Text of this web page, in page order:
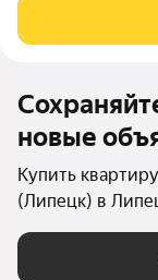
ипотеку по
специалист
новые
Купить
(Липецк) в